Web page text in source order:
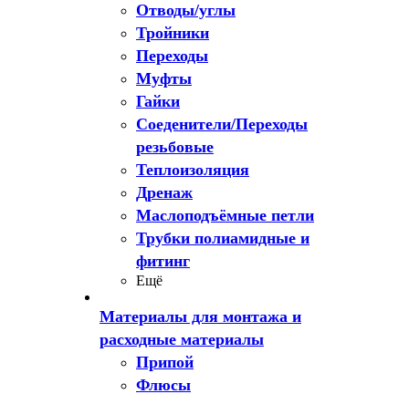
Отводы/углы
Тройники
Переходы
Муфты
Гайки
Соеденители/Переходы
резьбовые
Теплоизоляция
Дренаж
Маслоподъёмные петли
Трубки полиамидные и
фитинг
Ещё
Материалы для монтажа и
расходные материалы
Припой
Флюсы